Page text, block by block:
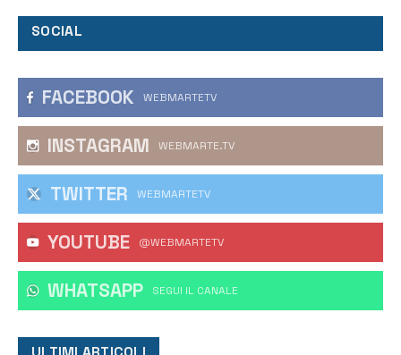
SOCIAL
FACEBOOK WEBMARTETV
INSTAGRAM WEBMARTE.TV
TWITTER WEBMARTETV
YOUTUBE @WEBMARTETV
WHATSAPP ‎SEGUI IL CANALE